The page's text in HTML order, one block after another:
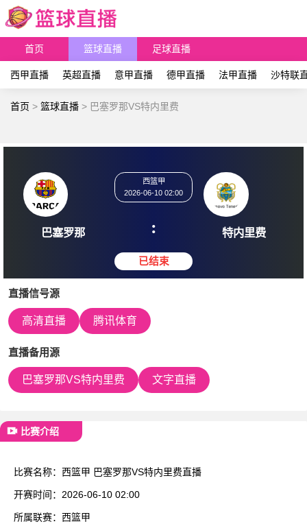
首页 篮球直播 足球直播
西甲直播 英超直播 意甲直播 德甲直播 法甲直播 沙特联
首页 > 篮球直播 > 巴塞罗那VS特内里费
巴塞罗那
2026-06-10 02:00
: 特内
直播信号源
高清直播 腾讯体育
直播备用源
巴塞罗那VS特内里费 文字直播
比赛介绍
比赛名称： 西篮甲 巴塞罗那VS特内里费直播
开赛时间： 2026-06-10 02:00
所属联赛： 西篮甲